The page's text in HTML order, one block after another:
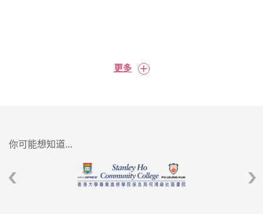
更多 +
你可能想知道...